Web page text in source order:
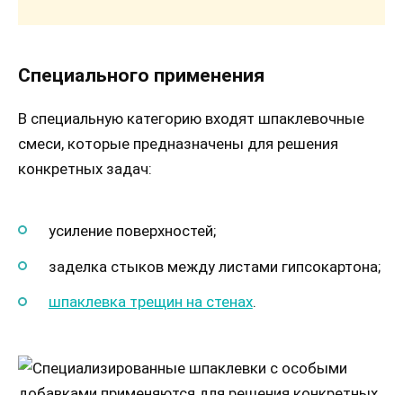
Специального применения
В специальную категорию входят шпаклевочные
смеси, которые предназначены для решения
конкретных задач:
усиление поверхностей;
заделка стыков между листами гипсокартона;
шпаклевка трещин на стенах.